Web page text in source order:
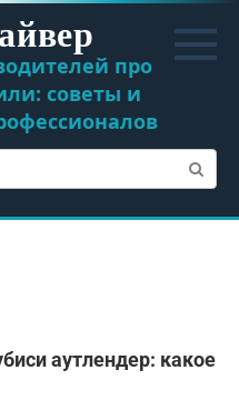
про
советы и
аутлендер: какое